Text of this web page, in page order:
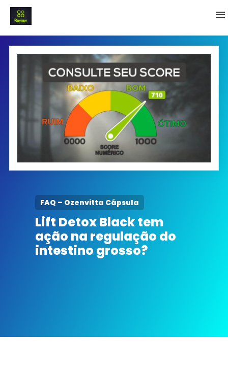
INICIO
Termo e Condições
Política Privacidade
SOBRE NÓS
FAQ – Ozenvitta Cápsula
Lift Detox Black tem
ação na regulação do
intestino grosso?